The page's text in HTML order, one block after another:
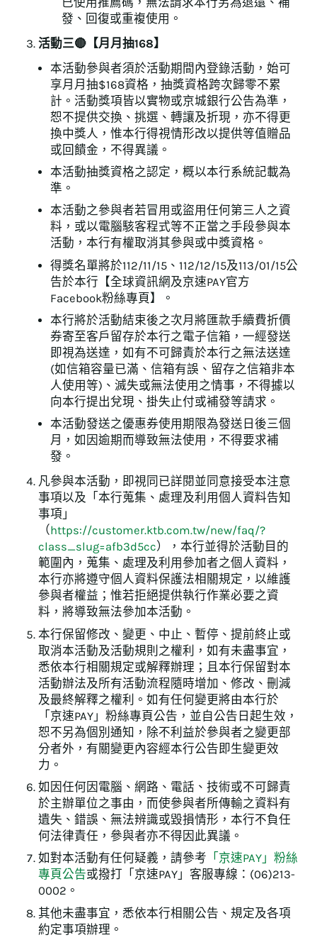
發、回復或重複使用。
活動三🔴【月月抽168】
本活動參與者須於活動期間內登錄活動，始可
享月月抽$168資格，抽獎資格跨次歸零不累
計。活動獎項皆以實物或京城銀行公告為準，
恕不提供交換、挑選、轉讓及折現，亦不得更
換中獎人，惟本行得視情形改以提供等值贈品
或回饋金，不得異議。
本活動抽獎資格之認定，概以本行系統記載為
準。
本活動之參與者若冒用或盜用任何第三人之資
料，或以電腦駭客程式等不正當之手段參與本
活動，本行有權取消其參與或中獎資格。
得獎名單將於112/11/15、112/12/15及113/01/15公
告於本行【全球資訊網及京速PAY官方
Facebook粉絲專頁】。
本行將於活動結束後之次月將匯款手續費折價
券寄至客戶留存於本行之電子信箱，一經發送
即視為送達，如有不可歸責於本行之無法送達
(如信箱容量已滿、信箱有誤、留存之信箱非本
人使用等)、滅失或無法使用之情事，不得據以
向本行提出兌現、掛失止付或補發等請求。
本活動發送之優惠券使用期限為發送日後三個
月，如因逾期而導致無法使用，不得要求補
發。
凡參與本活動，即視同已詳閱並同意接受本注意
事項以及「本行蒐集、處理及利用個人資料告知
事項」
（https://customer.ktb.com.tw/new/faq/?
class_slug=afb3d5cc），本行並得於活動目的
範圍內，蒐集、處理及利用參加者之個人資料，
本行亦將遵守個人資料保護法相關規定，以維護
參與者權益；惟若拒絕提供執行作業必要之資
料，將導致無法參加本活動。
本行保留修改、變更、中止、暫停、提前終止或
取消本活動及活動規則之權利，如有未盡事宜，
悉依本行相關規定或解釋辦理；且本行保留對本
活動辦法及所有活動流程隨時增加、修改、刪減
及最終解釋之權利。如有任何變更將由本行於
「京速PAY」粉絲專頁公告，並自公告日起生效，
恕不另為個別通知，除不利益於參與者之變更部
分者外，有關變更內容經本行公告即生變更效
力。
如因任何因電腦、網路、電話、技術或不可歸責
於主辦單位之事由，而使參與者所傳輸之資料有
遺失、錯誤、無法辨識或毀損情形，本行不負任
何法律責任，參與者亦不得因此異議。
如對本活動有任何疑義，請參考 「京速PAY」粉絲
專頁公告或撥打「京速PAY」客服專線：(06)213-
0002。
其他未盡事宜，悉依本行相關公告、規定及各項
約定事項辦理。